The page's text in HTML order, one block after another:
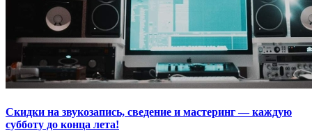
Скидки на звукозапись, сведение и мастеринг — каждую
субботу до конца лета!